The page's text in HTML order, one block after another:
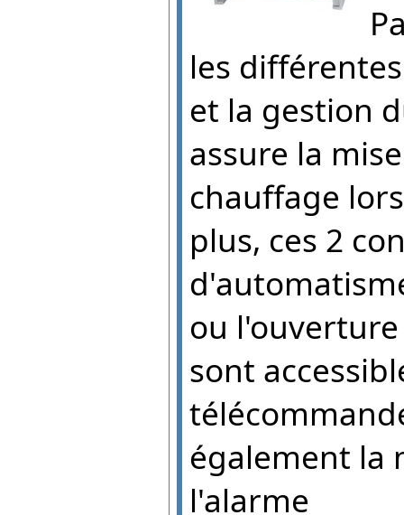
les
et la gestion
assure la
chauffage
plus, ces 2
ou
sont
également la
l'alarme